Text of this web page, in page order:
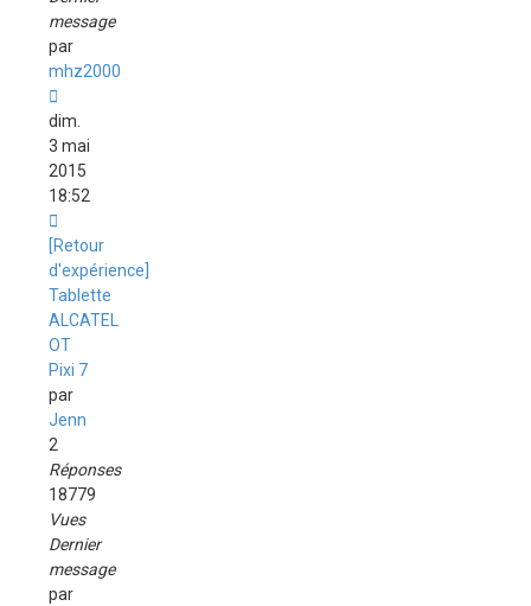
message
par
mhz2000
dim.
3 mai
2015
18:52
[Retour
d'expérience]
Tablette
ALCATEL
OT
Pixi 7
par
Jenn
2
Réponses
18779
Vues
Dernier
message
par